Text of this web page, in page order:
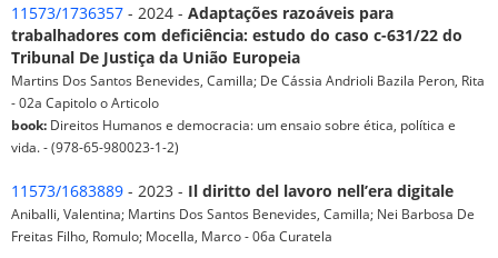
11573/1736357 - 2024 - Adaptações razoáveis para
trabalhadores com deficiência: estudo do caso c-631/22 do
Tribunal De Justiça da União Europeia
Martins Dos Santos Benevides, Camilla; De Cássia Andrioli Bazila Peron, Rita
- 02a Capitolo o Articolo
book: Direitos Humanos e democracia: um ensaio sobre ética, política e
vida. - (978-65-980023-1-2)
11573/1683889 - 2023 - Il diritto del lavoro nell’era digitale
Aniballi, Valentina; Martins Dos Santos Benevides, Camilla; Nei Barbosa De
Freitas Filho, Romulo; Mocella, Marco - 06a Curatela